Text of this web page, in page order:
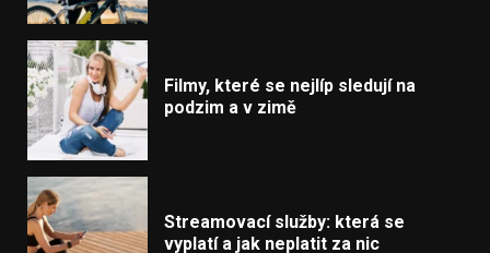
Filmy, které se nejlíp sledují na
podzim a v zimě
Streamovací služby: která se
vyplatí a jak neplatit za nic